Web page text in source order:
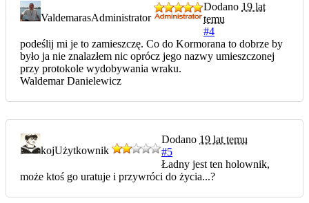
ValdemarasAdministrator
Dodano 19 lat
temu
#4
podeślij mi je to zamieszczę. Co do Kormorana to dobrze by
było ja nie znalazłem nic oprócz jego nazwy umieszczonej
przy protokole wydobywania wraku.
Waldemar Danielewicz
kojUżytkownik
Dodano 19 lat temu
#5
Ładny jest ten holownik,
może ktoś go uratuje i przywróci do życia...?